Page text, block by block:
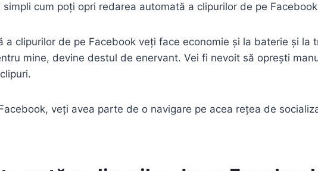
cum poți opri redarea automată a clipurilor de pe
clipurilor de pe Facebook veți face economie și la baterie și la
mine, devine destul de enervant. Vei fi nevoit să oprești
veți avea parte de o navigare pe acea rețea de